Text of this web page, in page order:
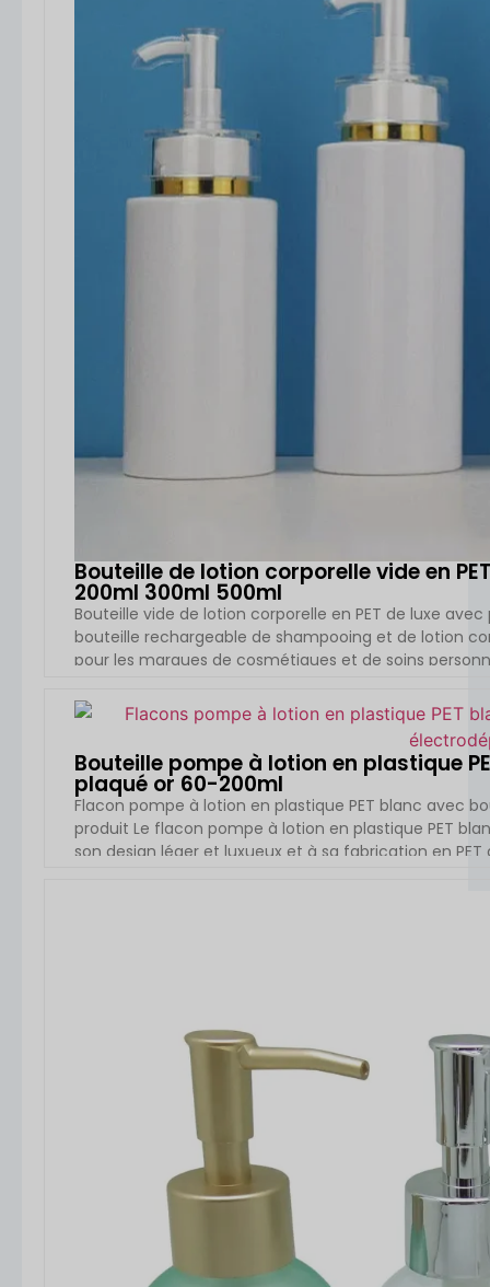
Bouteille de lotion corporelle vide en
200ml 300ml 500ml
Bouteille vide de lotion corporelle en PET de luxe
bouteille rechargeable de shampooing et de lotion
pour les marques de cosmétiques et de soins
pompe à poussoir de première qualité et son [...]
VOIR
Bouteille pompe à lotion en plastique
plaqué or 60-200ml
Flacon pompe à lotion en plastique PET blanc avec
produit Le flacon pompe à lotion en plastique PET
son design léger et luxueux et à sa fabrication en